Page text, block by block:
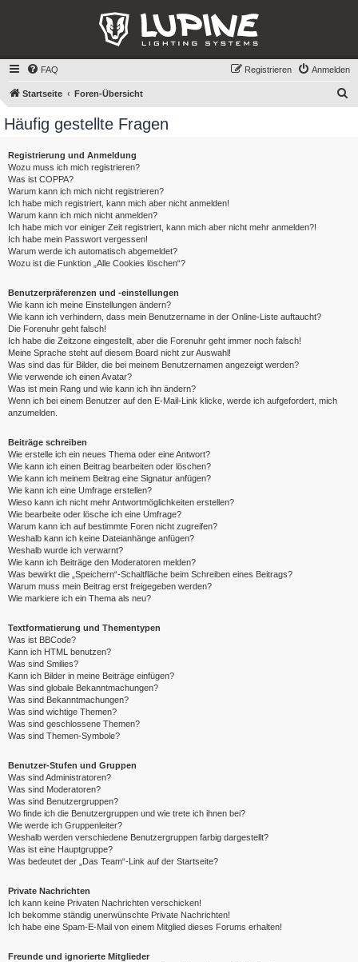
FAQ Anmelden
Registrieren
Startseite Foren-Übersicht
Häufig gestellte Fragen
Registrierung und Anmeldung
Wozu muss ich mich registrieren?
Was ist COPPA?
Warum kann ich mich nicht registrieren?
Ich habe mich registriert, kann mich aber nicht anmelden!
Warum kann ich mich nicht anmelden?
Ich habe mich vor einiger Zeit registriert, kann mich aber nicht mehr anmelden?!
Ich habe mein Passwort vergessen!
Warum werde ich automatisch abgemeldet?
Wozu ist die Funktion „Alle Cookies löschen“?
Benutzerpräferenzen und -einstellungen
Wie kann ich meine Einstellungen ändern?
Wie kann ich verhindern, dass mein Benutzername in der Online-Liste auftaucht?
Die Forenuhr geht falsch!
Ich habe die Zeitzone eingestellt, aber die Forenuhr geht immer noch falsch!
Meine Sprache steht auf diesem Board nicht zur Auswahl!
Was sind das für Bilder, die bei meinem Benutzernamen angezeigt werden?
Wie verwende ich einen Avatar?
Was ist mein Rang und wie kann ich ihn ändern?
Wenn ich bei einem Benutzer auf den E-Mail-Link klicke, werde ich aufgefordert, mich
anzumelden.
Beiträge schreiben
Wie erstelle ich ein neues Thema oder eine Antwort?
Wie kann ich einen Beitrag bearbeiten oder löschen?
Wie kann ich meinem Beitrag eine Signatur anfügen?
Wie kann ich eine Umfrage erstellen?
Wieso kann ich nicht mehr Antwortmöglichkeiten erstellen?
Wie bearbeite oder lösche ich eine Umfrage?
Warum kann ich auf bestimmte Foren nicht zugreifen?
Weshalb kann ich keine Dateianhänge anfügen?
Weshalb wurde ich verwarnt?
Wie kann ich Beiträge den Moderatoren melden?
Was bewirkt die „Speichern“-Schaltfläche beim Schreiben eines Beitrags?
Warum muss mein Beitrag erst freigegeben werden?
Wie markiere ich ein Thema als neu?
Textformatierung und Thementypen
Was ist BBCode?
Kann ich HTML benutzen?
Was sind Smilies?
Kann ich Bilder in meine Beiträge einfügen?
Was sind globale Bekanntmachungen?
Was sind Bekanntmachungen?
Was sind wichtige Themen?
Was sind geschlossene Themen?
Was sind Themen-Symbole?
Benutzer-Stufen und Gruppen
Was sind Administratoren?
Was sind Moderatoren?
Was sind Benutzergruppen?
Wo finde ich die Benutzergruppen und wie trete ich ihnen bei?
Wie werde ich Gruppenleiter?
Weshalb werden verschiedene Benutzergruppen farbig dargestellt?
Was ist eine Hauptgruppe?
Was bedeutet der „Das Team“-Link auf der Startseite?
Private Nachrichten
Ich kann keine Privaten Nachrichten verschicken!
Ich bekomme ständig unerwünschte Private Nachrichten!
Ich habe eine Spam-E-Mail von einem Mitglied dieses Forums erhalten!
Freunde und ignorierte Mitglieder